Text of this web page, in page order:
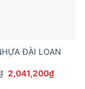
ĐÀI LOAN
Giá
gốc
2,041,200₫Giá
hiện